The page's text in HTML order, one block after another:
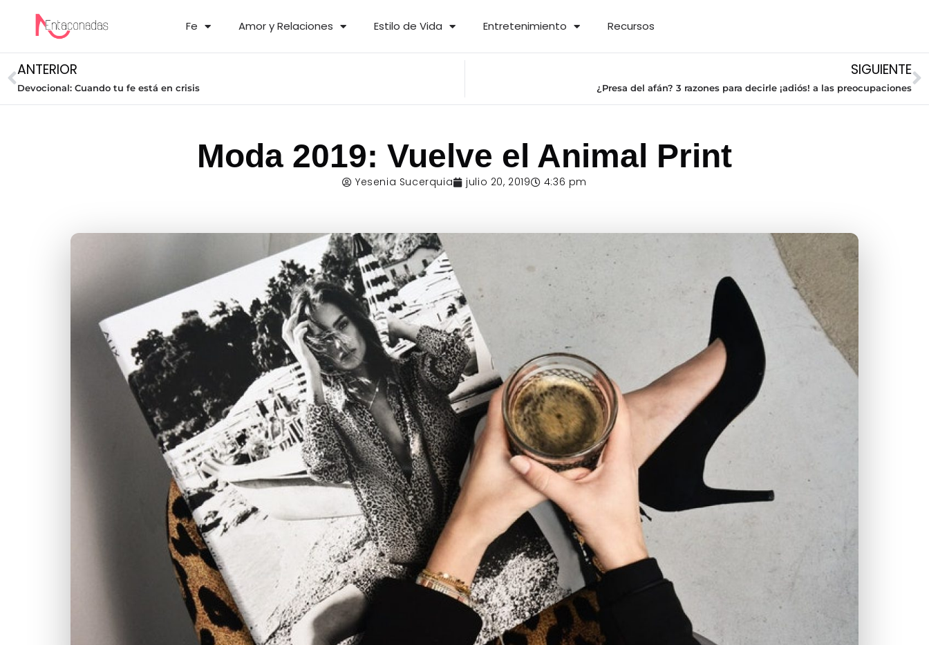
Fe Amor y Relaciones Estilo de Vida Entretenimiento Recursos
ANTERIOR
Devocional: Cuando tu fe está en crisis
SIGUIENTE
¿Presa del afán? 3 razones para decirle ¡adiós! a las preocupaciones
Moda 2019: Vuelve el Animal Print
Yesenia Sucerquia julio 20, 2019 4:36 pm